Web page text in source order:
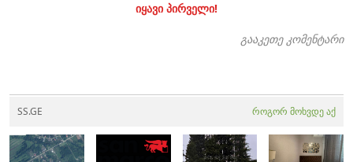
იყავი პირველი!
გააკეთე კომენტარი
SS.GE როგორ მოხვდე აქ